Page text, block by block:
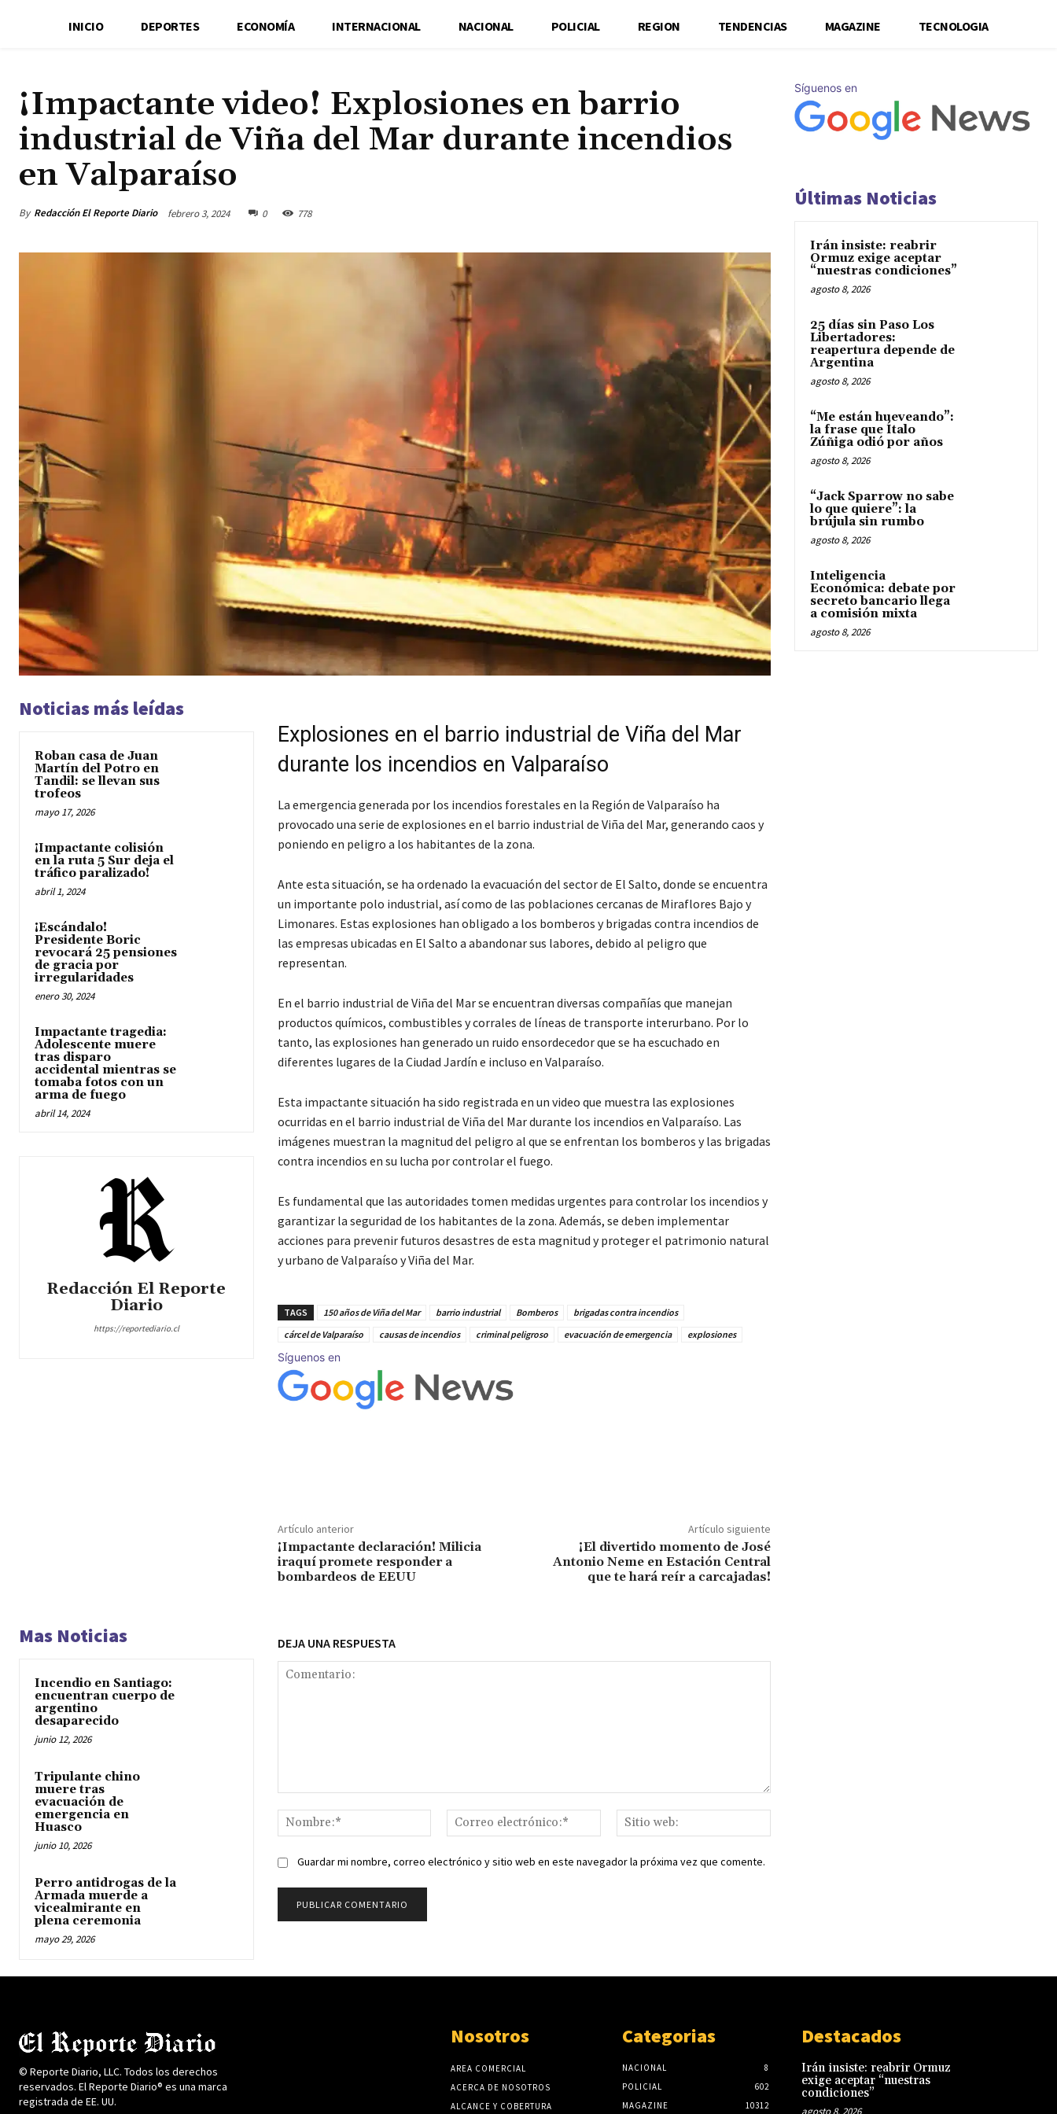
INICIO DEPORTES ECONOMÍA INTERNACIONAL NACIONAL POLICIAL REGION TENDENCIAS MAGAZINE TECNOLOGIA
¡Impactante video! Explosiones en barrio
industrial de Viña del Mar durante incendios
en Valparaíso
By Redacción El Reporte Diario febrero 3, 2024 0 778
Noticias más leídas
Roban casa de Juan
Martín del Potro en
Tandil: se llevan sus
trofeos
mayo 17, 2026
¡Impactante colisión
en la ruta 5 Sur deja el
tráfico paralizado!
abril 1, 2024
¡Escándalo!
Presidente Boric
revocará 25 pensiones
de gracia por
irregularidades
enero 30, 2024
Impactante tragedia:
Adolescente muere
tras disparo
accidental mientras se
tomaba fotos con un
arma de fuego
abril 14, 2024
Redacción El Reporte
Diario
https://reportediario.cl
Explosiones en el barrio industrial de Viña del Mar
durante los incendios en Valparaíso
La emergencia generada por los incendios forestales en la Región de Valparaíso ha
provocado una serie de explosiones en el barrio industrial de Viña del Mar, generando caos y
poniendo en peligro a los habitantes de la zona.
Ante esta situación, se ha ordenado la evacuación del sector de El Salto, donde se encuentra
un importante polo industrial, así como de las poblaciones cercanas de Miraflores Bajo y
Limonares. Estas explosiones han obligado a los bomberos y brigadas contra incendios de
las empresas ubicadas en El Salto a abandonar sus labores, debido al peligro que
representan.
En el barrio industrial de Viña del Mar se encuentran diversas compañías que manejan
productos químicos, combustibles y corrales de líneas de transporte interurbano. Por lo
tanto, las explosiones han generado un ruido ensordecedor que se ha escuchado en
diferentes lugares de la Ciudad Jardín e incluso en Valparaíso.
Esta impactante situación ha sido registrada en un video que muestra las explosiones
ocurridas en el barrio industrial de Viña del Mar durante los incendios en Valparaíso. Las
imágenes muestran la magnitud del peligro al que se enfrentan los bomberos y las brigadas
contra incendios en su lucha por controlar el fuego.
Es fundamental que las autoridades tomen medidas urgentes para controlar los incendios y
garantizar la seguridad de los habitantes de la zona. Además, se deben implementar
acciones para prevenir futuros desastres de esta magnitud y proteger el patrimonio natural
y urbano de Valparaíso y Viña del Mar.
TAGS 150 años de Viña del Mar barrio industrial Bomberos
brigadas contra incendios
cárcel de Valparaíso
causas de incendios criminal peligroso evacuación de emergencia explosiones
Síguenos en
Artículo anterior
¡Impactante declaración! Milicia
iraquí promete responder a
bombardeos de EEUU
Artículo siguiente
¡El divertido momento de José
Antonio Neme en Estación Central
que te hará reír a carcajadas!
Mas Noticias
Incendio en Santiago:
encuentran cuerpo de
argentino
desaparecido
junio 12, 2026
Tripulante chino
muere tras
evacuación de
emergencia en
Huasco
junio 10, 2026
Perro antidrogas de la
Armada muerde a
vicealmirante en
plena ceremonia
mayo 29, 2026
DEJA UNA RESPUESTA
Nombre:*
Correo
electrónico:*
web:
Guardar mi nombre, correo electrónico y sitio web en este navegador la próxima vez que comente.
Síguenos en
Últimas Noticias
Irán insiste: reabrir
Ormuz exige aceptar
“nuestras condiciones”
agosto 8, 2026
25 días sin Paso Los
Libertadores:
reapertura depende de
Argentina
agosto 8, 2026
“Me están hueveando”:
la frase que Ítalo
Zúñiga odió por años
agosto 8, 2026
“Jack Sparrow no sabe
lo que quiere”: la
brújula sin rumbo
agosto 8, 2026
Inteligencia
Económica: debate por
secreto bancario llega
a comisión mixta
agosto 8, 2026
© Reporte Diario, LLC. Todos los derechos
reservados. El Reporte Diario® es una marca
registrada de EE. UU.
Nosotros
AREA COMERCIAL
ACERCA DE NOSOTROS
ALCANCE Y COBERTURA
Categorias
NACIONAL
8
POLICIAL
602
MAGAZINE
10312
Destacados
Irán insiste: reabrir Ormuz
exige aceptar “nuestras
condiciones”
agosto 8, 2026